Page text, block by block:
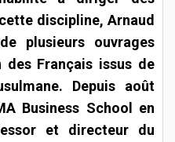
discipline, Arnaud
plusieurs ouvrages
Français issus de
Depuis août
Business School en
et directeur du